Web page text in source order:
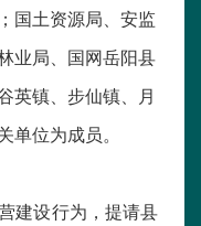
国土资源局、安监
业局、国网岳阳县
英镇、步仙镇、月
单位为成员。
建设行为，提请县